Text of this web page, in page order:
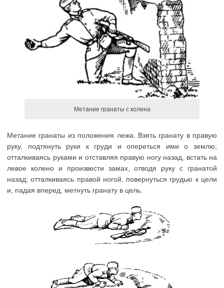
Метание гранаты с колена
Метание гранаты из положения лежа. Взять гранату в правую
руку, подтянуть руки к груди и опереться ими о землю;
отталкиваясь руками и отставляя правую ногу назад, встать на
левое колено и произвести замах, отводя руку с гранатой
назад; отталкиваясь правой ногой, повернуться грудью к цели
и, падая вперед, метнуть гранату в цель.